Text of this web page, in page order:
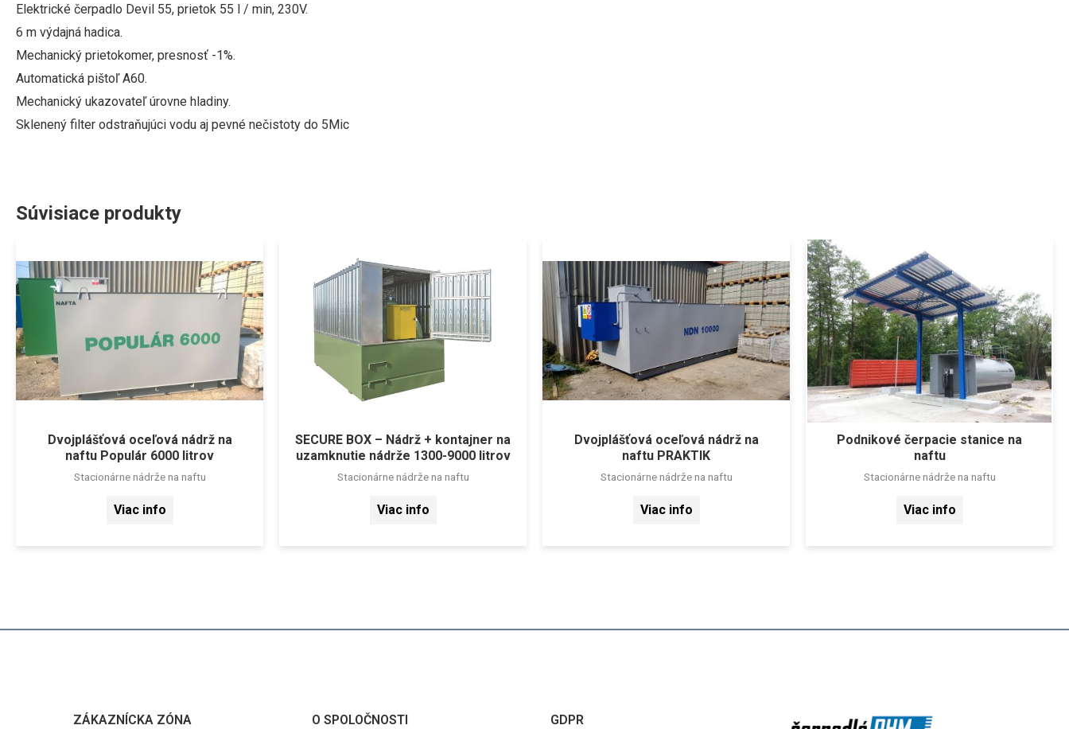
Elektrické čerpadlo Devil 55, prietok 55 l / min, 230V.
6 m výdajná hadica.
Mechanický prietokomer, presnosť -1%.
Automatická pištoľ A60.
Mechanický ukazovateľ úrovne hladiny.
Sklenený filter odstraňujúci vodu aj pevné nečistoty do 5Mic
Súvisiace produkty
Dvojplášťová oceľová nádrž na
naftu Populár 6000 litrov
Stacionárne nádrže na naftu
Viac info
SECURE BOX – Nádrž + kontajner na
uzamknutie nádrže 1300-9000 litrov
Stacionárne nádrže na naftu
Viac info
Dvojplášťová oceľová nádrž na
naftu PRAKTIK
Stacionárne nádrže na naftu
Viac info
Podnikové čerpacie stanice na
naftu
Stacionárne nádrže na naftu
Viac info
ZÁKAZNÍCKA ZÓNA O SPOLOČNOSTI GDPR